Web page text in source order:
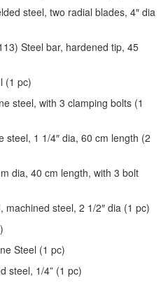
steel, two radial blades, 4″ dia
Steel bar, hardened tip, 45
(1 pc)
steel, with 3 clamping bolts (1
steel, 1 1/4″ dia, 60 cm length (2
dia, 40 cm length, with 3 bolt
steel, 2 1/2″ dia (1 pc)
Steel (1 pc)
steel, 1/4” (1 pc)